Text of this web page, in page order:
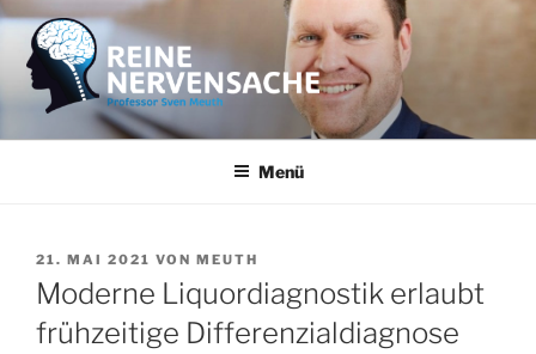
Zum
Inhalt
springen
REINE NERVENSACHE
Professor Sven Meuth
Menü
VERÖFFENTLICHT
AM
21. MAI 2021 VON MEUTH
Moderne Liquordiagnostik erlaubt
frühzeitige Differenzialdiagnose